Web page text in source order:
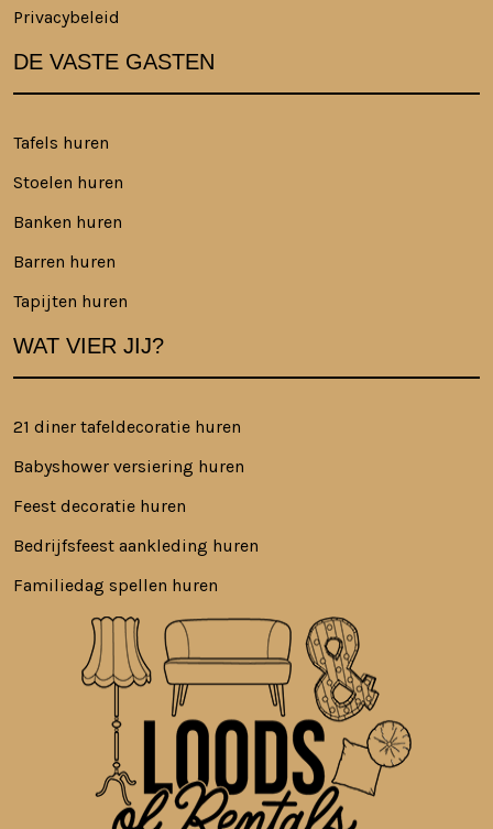
Privacybeleid
DE VASTE GASTEN
Tafels huren
Stoelen huren
Banken huren
Barren huren
Tapijten huren
WAT VIER JIJ?
21 diner tafeldecoratie huren
Babyshower versiering huren
Feest decoratie huren
Bedrijfsfeest aankleding huren
Familiedag spellen huren